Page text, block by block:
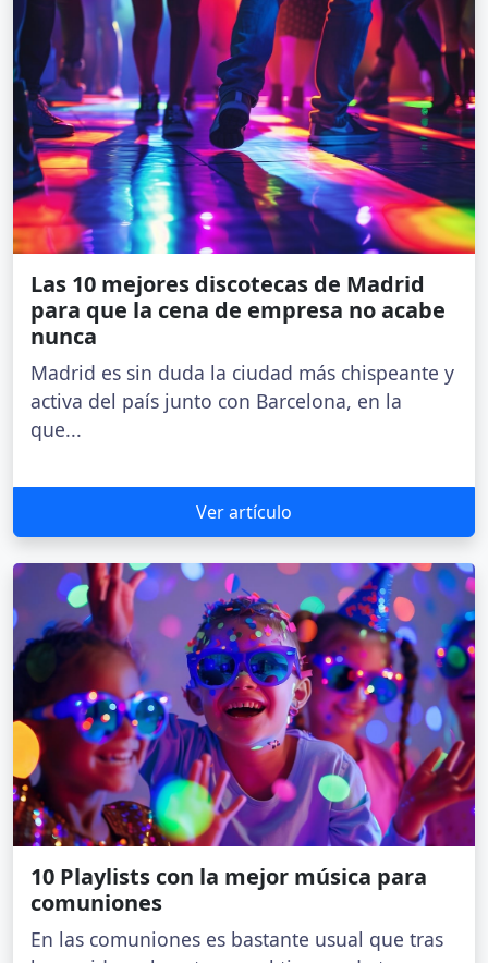
Las 10 mejores discotecas de Madrid
para que la cena de empresa no acabe
nunca
Madrid es sin duda la ciudad más chispeante y
activa del país junto con Barcelona, en la
que...
Ver artículo
10 Playlists con la mejor música para
comuniones
En las comuniones es bastante usual que tras